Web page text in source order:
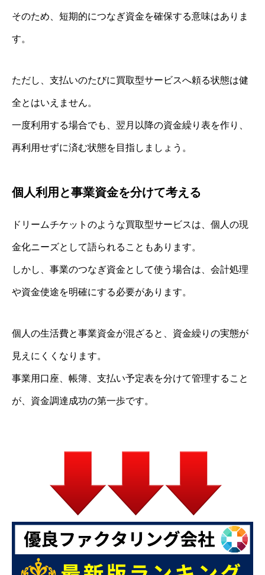
そのため、短期的につなぎ資金を確保する意味はありま
す。
ただし、支払いのたびに買取型サービスへ頼る状態は健
全とはいえません。
一度利用する場合でも、翌月以降の資金繰り表を作り、
再利用せずに済む状態を目指しましょう。
個人利用と事業資金を分けて考える
ドリームチケットのような買取型サービスは、個人の現
金化ニーズとして語られることもあります。
しかし、事業のつなぎ資金として使う場合は、会計処理
や資金使途を明確にする必要があります。
個人の生活費と事業資金が混ざると、資金繰りの実態が
見えにくくなります。
事業用口座、帳簿、支払い予定表を分けて管理すること
が、資金調達成功の第一歩です。